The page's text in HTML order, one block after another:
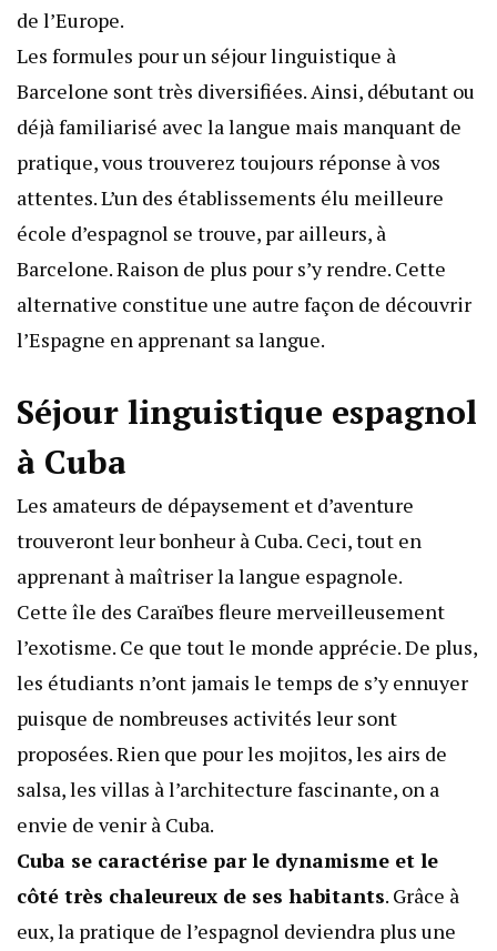
de l’Europe.
Les formules pour un séjour linguistique à
Barcelone sont très diversifiées. Ainsi, débutant ou
déjà familiarisé avec la langue mais manquant de
pratique, vous trouverez toujours réponse à vos
attentes. L’un des établissements élu meilleure
école d’espagnol se trouve, par ailleurs, à
Barcelone. Raison de plus pour s’y rendre. Cette
alternative constitue une autre façon de découvrir
l’Espagne en apprenant sa langue.
Séjour linguistique espagnol
à Cuba
Les amateurs de dépaysement et d’aventure
trouveront leur bonheur à Cuba. Ceci, tout en
apprenant à maîtriser la langue espagnole.
Cette île des Caraïbes fleure merveilleusement
l’exotisme. Ce que tout le monde apprécie. De plus,
les étudiants n’ont jamais le temps de s’y ennuyer
puisque de nombreuses activités leur sont
proposées. Rien que pour les mojitos, les airs de
salsa, les villas à l’architecture fascinante, on a
envie de venir à Cuba.
Cuba se caractérise par le dynamisme et le
côté très chaleureux de ses habitants. Grâce à
eux, la pratique de l’espagnol deviendra plus une